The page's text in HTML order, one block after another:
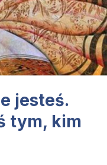
jesteś.
tym, kim